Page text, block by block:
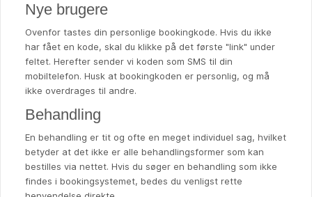
Nye brugere
Ovenfor tastes din personlige bookingkode. Hvis du ikke
har fået en kode, skal du klikke på det første "link" under
feltet. Herefter sender vi koden som SMS til din
mobiltelefon. Husk at bookingkoden er personlig, og må
ikke overdrages til andre.
Behandling
En behandling er tit og ofte en meget individuel sag, hvilket
betyder at det ikke er alle behandlingsformer som kan
bestilles via nettet. Hvis du søger en behandling som ikke
findes i bookingsystemet, bedes du venligst rette